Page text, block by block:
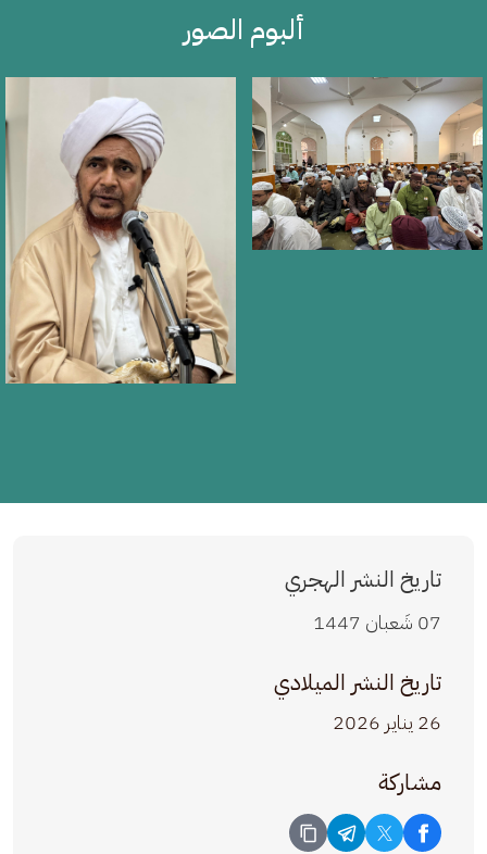
ألبوم الصور
تاريخ النشر الهجري
07 شَعبان 1447
تاريخ النشر الميلادي
26 يناير 2026
مشاركة